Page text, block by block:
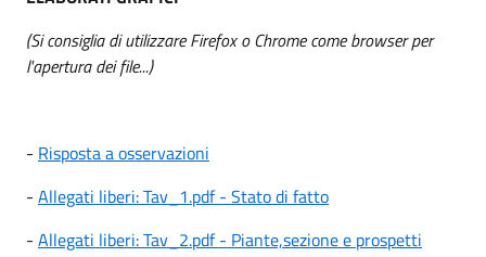
(Si consiglia di utilizzare Firefox o Chrome come browser per
l'apertura dei file...)
- Risposta a osservazioni
- Allegati liberi: Tav_1.pdf - Stato di fatto
- Allegati liberi: Tav_2.pdf - Piante,sezione e prospetti